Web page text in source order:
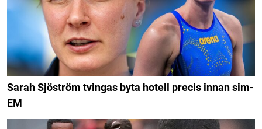
Sarah Sjöström tvingas byta hotell precis innan sim-
EM